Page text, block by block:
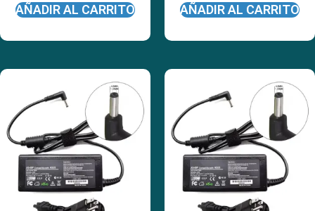
AÑADIR AL CARRITO AÑADIR AL CARRITO